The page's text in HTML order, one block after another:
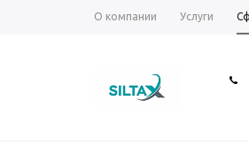
О компании Услуги